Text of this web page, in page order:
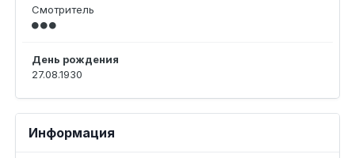
Смотритель
День рождения
27.08.1930
Информация